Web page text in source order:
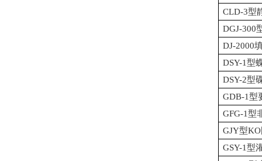
CLD-3型
DGJ-300
DJ-2000
DSY-1型
DSY-2型
GDB-1型
GFG-1型
GJY型
GSY-1型